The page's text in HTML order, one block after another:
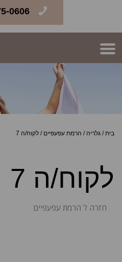
0606
בית/ גלריה / הרמת עפעפיים / לקוח/ה 7
לקוח/ה 7
חזרה ל הרמת עפעפיים